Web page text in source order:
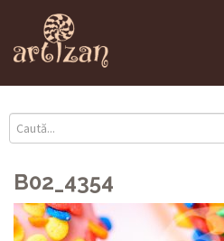
B02_4354